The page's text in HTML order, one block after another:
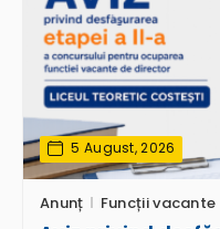
5 August, 2026
Anunț Funcții vacante